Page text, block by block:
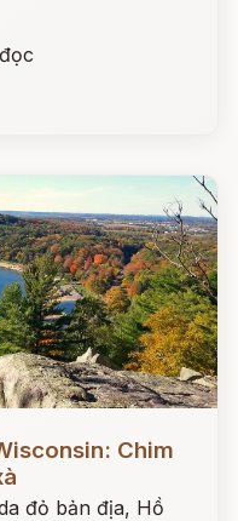
Chim
đỏ bản địa, Hồ